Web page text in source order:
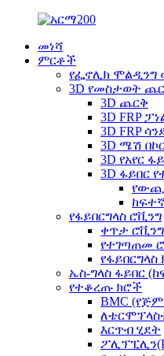
መነሻ
ምርቶች
የፌኖሊክ ሞልዲንግ
3D የመስታወት
3D ጨርቅ
3D FRP
3D FRP
3D ሜሽ
3D የአየር
3D ፋይበር
የውጪ
የፋይበርግላስ ሮቪንግ
ቀጥታ ሮቪንግ
የተገጣጠመ
የፋይበርግላስ
ኤስ-ግላስ ፋይበር
የተቆረጡ ክሮች
BMC
እርጥብ ሂደት